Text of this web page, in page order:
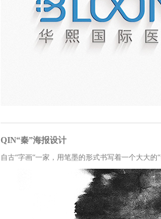
QIN“秦”海报设计
自古“字画“一家，用笔墨的形式书写着一个大大